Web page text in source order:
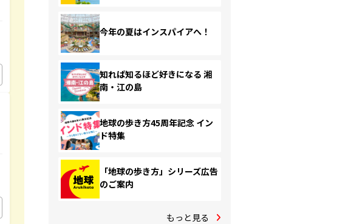
今年の夏はインスパイアへ！
知れば知るほど好きになる 湘
南・江の島
地球の歩き方45周年記念 イン
ド特集
「地球の歩き方」シリーズ広告
のご案内
もっと見る